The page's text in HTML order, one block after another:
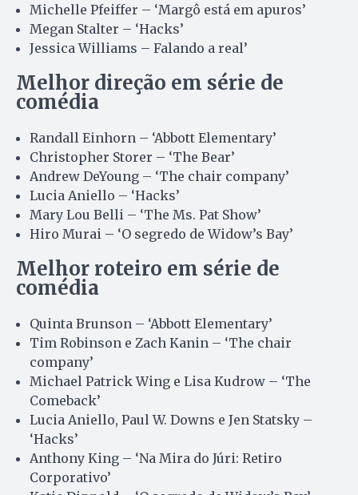
Michelle Pfeiffer – ‘Margô está em apuros’
Megan Stalter – ‘Hacks’
Jessica Williams – Falando a real’
Melhor direção em série de
comédia
Randall Einhorn – ‘Abbott Elementary’
Christopher Storer – ‘The Bear’
Andrew DeYoung – ‘The chair company’
Lucia Aniello – ‘Hacks’
Mary Lou Belli – ‘The Ms. Pat Show’
Hiro Murai – ‘O segredo de Widow’s Bay’
Melhor roteiro em série de
comédia
Quinta Brunson – ‘Abbott Elementary’
Tim Robinson e Zach Kanin – ‘The chair
company’
Michael Patrick Wing e Lisa Kudrow – ‘The
Comeback’
Lucia Aniello, Paul W. Downs e Jen Statsky –
‘Hacks’
Anthony King – ‘Na Mira do Júri: Retiro
Corporativo’